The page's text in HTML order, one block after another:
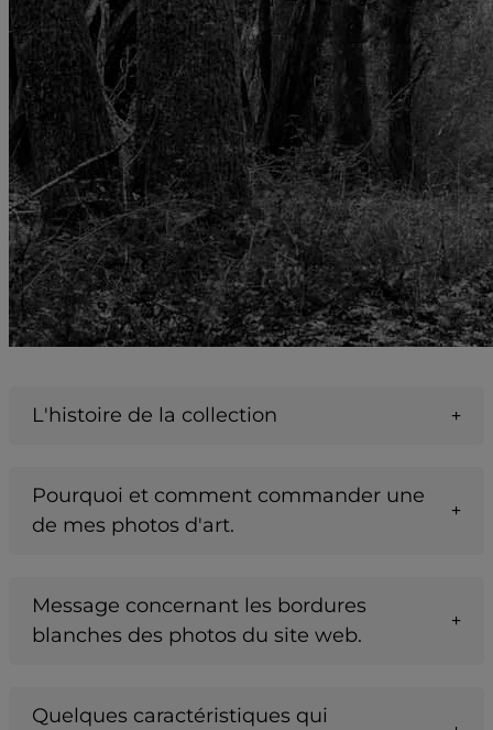
L'histoire de la collection
Pourquoi et comment commander une
de mes photos d'art.
Message concernant les bordures
blanches des photos du site web.
Quelques caractéristiques qui